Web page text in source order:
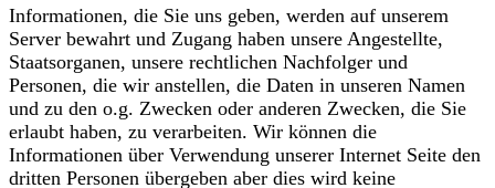
Informationen, die Sie uns geben, werden auf unserem
Server bewahrt und Zugang haben unsere Angestellte,
Staatsorganen, unsere rechtlichen Nachfolger und
Personen, die wir anstellen, die Daten in unseren Namen
und zu den o.g. Zwecken oder anderen Zwecken, die Sie
erlaubt haben, zu verarbeiten. Wir können die
Informationen über Verwendung unserer Internet Seite den
dritten Personen übergeben aber dies wird keine